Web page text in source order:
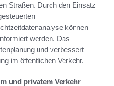
Straßen. Durch den Einsatz
können
werden. Das
und verbessert
im öffentlichen Verkehr.
und privatem Verkehr